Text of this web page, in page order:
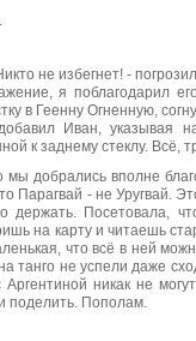
не избегнет! -
я поблагодарил
в Геенну Огненную,
Иван, указывая
к заднему стеклу. Всё,
добрались вполне
Парагвай - не Уругвай.
держать. Посетовала,
на карту и читаешь
что всё в ней
танго не успели даже
никак не
поделить. Пополам.